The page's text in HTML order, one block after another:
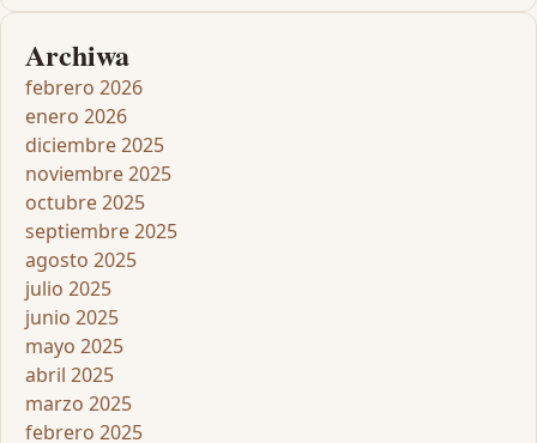
Archiwa
febrero 2026
enero 2026
diciembre 2025
noviembre 2025
octubre 2025
septiembre 2025
agosto 2025
julio 2025
junio 2025
mayo 2025
abril 2025
marzo 2025
febrero 2025